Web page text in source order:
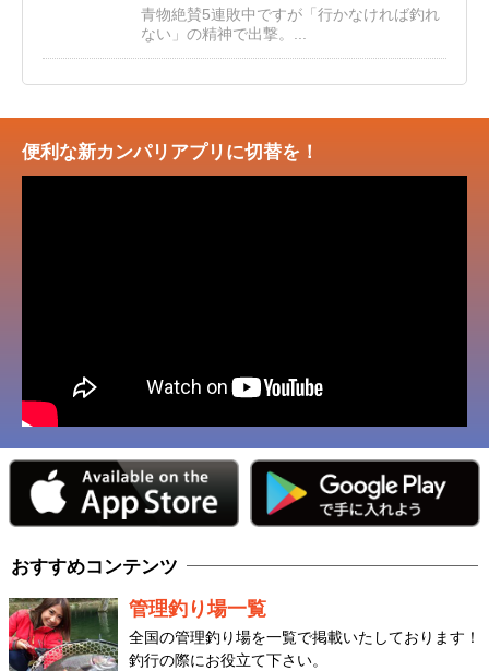
青物絶賛5連敗中ですが「行かなければ釣れ
ない」の精神で出撃。...
便利な新カンパリアプリに切替を！
おすすめコンテンツ
管理釣り場一覧
全国の管理釣り場を一覧で掲載いたしております！
釣行の際にお役立て下さい。